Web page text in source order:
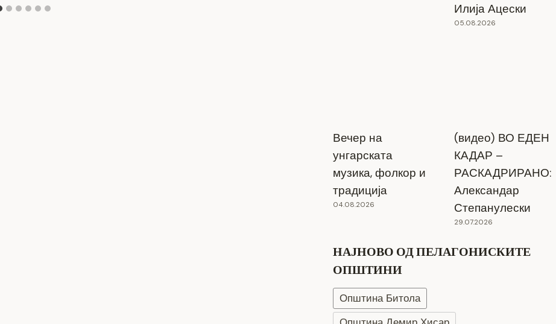
Илија Ацески
05.08.2026
Вечер на
унгарската
музика, фолкор и
традиција
04.08.2026
(видео) ВО ЕДЕН
КАДАР –
РАСКАДРИРАНО:
Александар
Степанулески
29.07.2026
НАЈНОВО ОД ПЕЛАГОНИСКИТЕ
ОПШТИНИ
Општина Битола